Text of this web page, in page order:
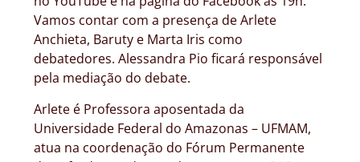
Vamos contar com a presença de Arlete
Anchieta, Baruty e Marta Iris como
debatedores. Alessandra Pio ficará responsável
pela mediação do debate.
Arlete é Professora aposentada da
Universidade Federal do Amazonas – UFMAM,
atua na coordenação do Fórum Permanente